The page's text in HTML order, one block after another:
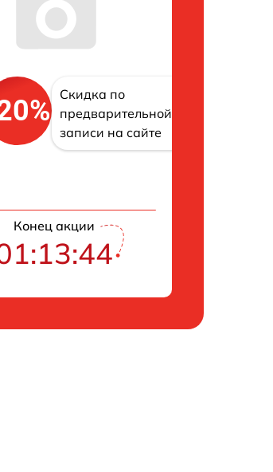
Скидка по
предварительной
записи на сайте
Конец акции